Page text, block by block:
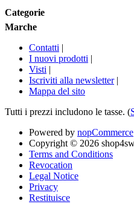
Categorie
Marche
Contatti |
I nuovi prodotti |
Visti |
Iscriviti alla newsletter |
Mappa del sito
Tutti i prezzi includono le tasse. (
Powered by nopCommerce
Copyright © 2026
Terms and Conditions
Revocation
Legal Notice
Privacy
Restituisce